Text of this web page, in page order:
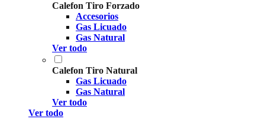
Calefon Tiro Forzado
Accesorios
Gas Licuado
Gas Natural
Ver todo
Calefon Tiro Natural
Gas Licuado
Gas Natural
Ver todo
Ver todo